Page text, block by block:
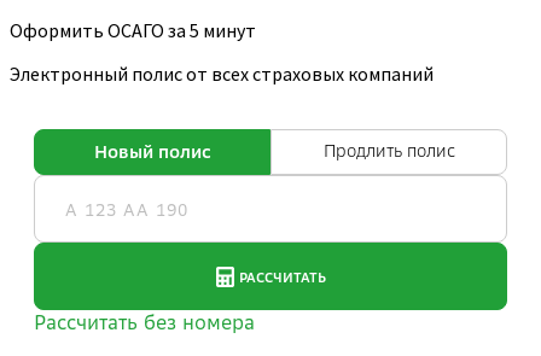
Оформить ОСАГО за 5 минут
Электронный полис от всех страховых компаний